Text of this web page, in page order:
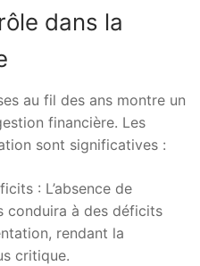
dans la
au fil des ans montre un
financière. Les
sont significatives :
: L’absence de
conduira à des déficits
rendant la
critique.